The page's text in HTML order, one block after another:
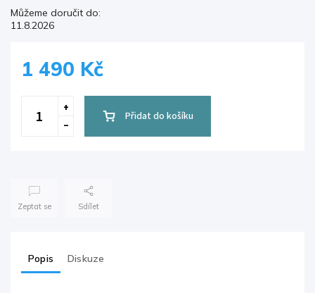
Můžeme doručit do:
11.8.2026
1 490 Kč
Přidat do košíku
Zeptat se Sdílet
Popis Diskuze